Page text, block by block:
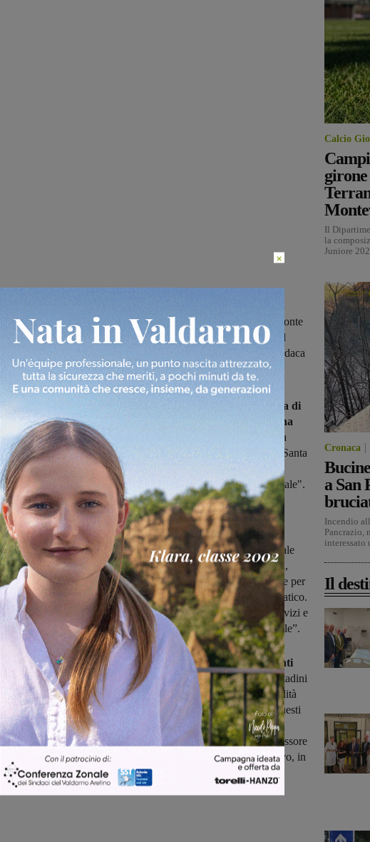
una nota, l’Azienda sanitaria invitava i cittadini a rivolgersi a Ponte
per servizi come farmacia e pediatria, ridotti in estate al
“Una frase del genere è inaccettabile”, commenta la sindaca
“La Ausl Toscana Centro minimizza il problema”
a distanza di mezza mattinata, la risposta della sindaca di
e Incisa Giulia Mugnai a quella nota della Ausl Toscana
, che sostanzialmente invitava i cittadini a recarsi a Ponte a
per i servizi chiusi d'estate al Serristori, anche perché il Santa
Annunziata “dista solo 16 chilometri”. Mugnai le definisce
"inaccettabili", e che denotano "un atteggiamento superficiale".
frase del genere è inaccettabile – commenta la sindaca
– la Ausl Toscana Centro minimizza il problema
un’espressione che denota un atteggiamento superficiale
confronti di quei pazienti che vivono un momento di difficoltà,
accompagnato da situazioni di disagio economico e sociale per
anche un breve spostamento può risultare fortemente problematico.
di tutti, invece, dovrebbe essere quello di garantire servizi e
a prescindere dall’organizzazione interna del personale”.
quanto tutti conosciamo le difficoltà economiche degli enti
– conclude Giulia Mugnai – non possiamo ridurre i cittadini
la logica che deve guidarci è quella di migliorare la qualità
vita dei cittadini, non di creare ulteriori difficoltà. Per tutti questi
adesso risulta ancora più urgente l’incontro con l’assessore
Saccardi, di cui aspettiamo di conoscere la data”. L'assessore
alla sanità ha parlato di un incontro con i sindaci in arrivo, in
intervista rilasciata proprio a Valdarnopost.
Calcio
Il
la
Juniore
Cronaca
a San
Incendio
Pancrazio,
interessato
Il
×